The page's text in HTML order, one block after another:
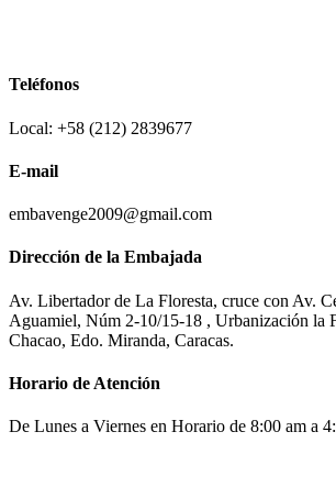
Teléfonos
Local: +58 (212) 2839677
E-mail
embavenge2009@gmail.com
Dirección de la Embajada
Av. Libertador de La Floresta, cruce con Av.
Aguamiel, Núm 2-10/15-18 , Urbanización la
Chacao, Edo. Miranda, Caracas.
Horario de Atención
De Lunes a Viernes en Horario de 8:00 am a